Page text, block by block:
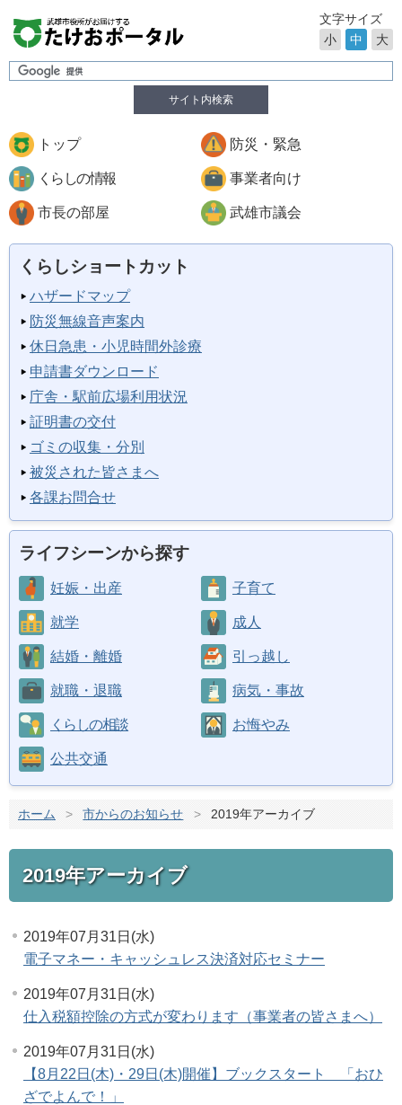
サイト内検索
文字サイズ
小
中 大
トップ 防災・緊急
くらしの情報 事業者向け
市長の部屋 武雄市議会
くらしショートカット
ハザードマップ
防災無線音声案内
休日急患・小児時間外診療
申請書ダウンロード
庁舎・駅前広場利用状況
証明書の交付
ゴミの収集・分別
被災された皆さまへ
各課お問合せ
ライフシーンから探す
妊娠・出産 子育て
就学 成人
結婚・離婚 引っ越し
就職・退職 病気・事故
くらしの相談 お悔やみ
公共交通
ホーム > 市からのお知らせ > 2019年アーカイブ
2019年アーカイブ
2019年07月31日(水)
電子マネー・キャッシュレス決済対応セミナー
2019年07月31日(水)
仕入税額控除の方式が変わります（事業者の皆さまへ）
2019年07月31日(水)
【8月22日(木)・29日(木)開催】ブックスタート 「おひ
ざでよんで！」